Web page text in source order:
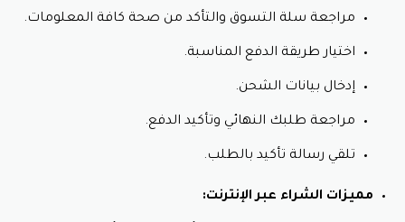
مراجعة سلة التسوق والتأكد من صحة كافة المعلومات.
اختيار طريقة الدفع المناسبة.
إدخال بيانات الشحن.
مراجعة طلبك النهائي وتأكيد الدفع.
تلقي رسالة تأكيد بالطلب.
مميزات الشراء عبر الإنترنت: